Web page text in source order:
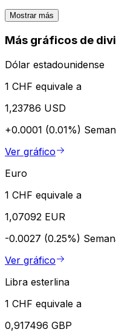
Mostrar más
Más gráficos de
Dólar estadounidense
1 CHF equivale a
1,23786 USD
+0.0001 (0.01%)
Ver gráfico
Euro
1 CHF equivale a
1,07092 EUR
-0.0027 (0.25%)
Ver gráfico
Libra esterlina
1 CHF equivale a
0,917496 GBP